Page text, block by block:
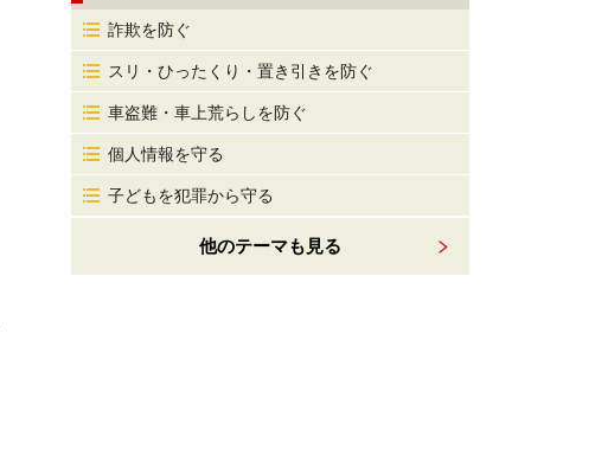
詐欺を防ぐ
スリ・ひったくり・置き引きを防ぐ
車盗難・車上荒らしを防ぐ
個人情報を守る
子どもを犯罪から守る
他のテーマも見る